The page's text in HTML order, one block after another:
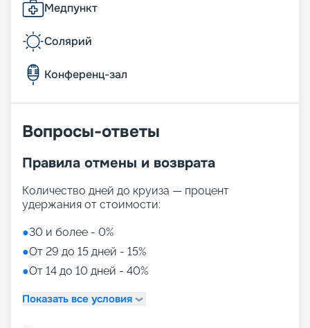
Медпункт
Солярий
Конференц-зал
Вопросы-ответы
Правила отмены и возврата
Количество дней до круиза — процент
удержания от стоимости:
●30 и более - 0%
●От 29 до 15 дней - 15%
●От 14 до 10 дней - 40%
Показать все условия